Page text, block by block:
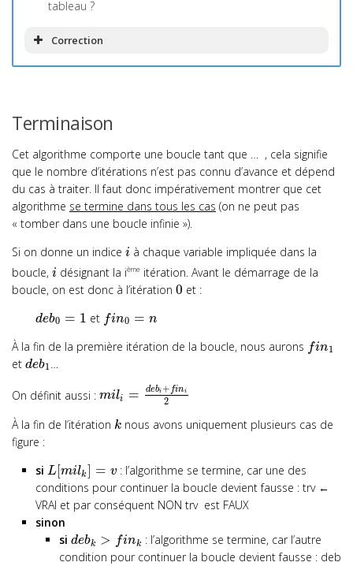
tableau ?
Correction
Terminaison
Cet algorithme comporte une boucle tant que …
, cela signifie
que le nombre d’itérations n’est pas connu d’avance et dépend
du cas à traiter. Il faut donc impérativement montrer que cet
algorithme se termine dans tous les cas (on ne peut pas
« tomber dans une boucle infinie »).
Si on donne un indice i à chaque variable impliquée dans la
boucle, i désignant la ième itération. Avant le démarrage de la
boucle, on est donc à l’itération 0 et :
deb0 = 1 et fin0 = n
À la fin de la première itération de la boucle, nous aurons fin1
et deb1
On définit aussi : mili = debi+ fini
2
À la fin de l’itération knous avons uniquement plusieurs cas de
figure :
si L[milk] = v: l’algorithme se termine, car une des
conditions pour continuer la boucle devient fausse : trv ←
VRAI et par conséquent NON trvest FAUX
sinon
si debk > fink : l’algorithme se termine, car l’autre
condition pour continuer la boucle devient fausse : deb